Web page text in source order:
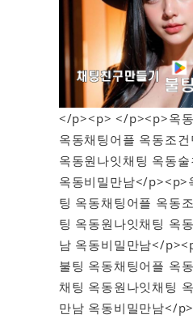
</p><p> </p><p>옥
옥동채팅어플 옥동조
옥동원나잇채팅 옥동
옥동비밀만남</p><p>
팅 옥동채팅어플 옥동
팅 옥동원나잇채팅 옥
남 옥동비밀만남</
불팅 옥동채팅어플 옥
채팅 옥동원나잇채팅
만남 옥동비밀만남</